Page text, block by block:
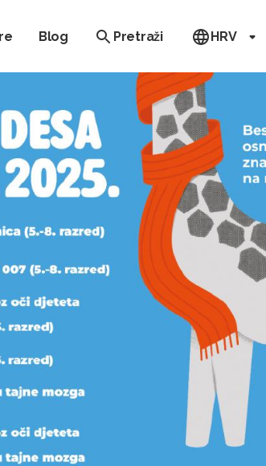
Blog Pretraži HRV